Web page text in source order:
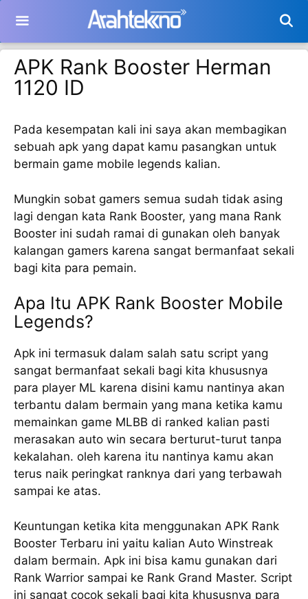
isi
APK Rank Booster Herman
1120 ID
Pada kesempatan kali ini saya akan membagikan
sebuah apk yang dapat kamu pasangkan untuk
bermain game mobile legends kalian.
Mungkin sobat gamers semua sudah tidak asing
lagi dengan kata Rank Booster, yang mana Rank
Booster ini sudah ramai di gunakan oleh banyak
kalangan gamers karena sangat bermanfaat sekali
bagi kita para pemain.
Apa Itu APK Rank Booster Mobile
Legends?
Apk ini termasuk dalam salah satu script yang
sangat bermanfaat sekali bagi kita khususnya
para player ML karena disini kamu nantinya akan
terbantu dalam bermain yang mana ketika kamu
memainkan game MLBB di ranked kalian pasti
merasakan auto win secara berturut-turut tanpa
kekalahan. oleh karena itu nantinya kamu akan
terus naik peringkat ranknya dari yang terbawah
sampai ke atas.
Keuntungan ketika kita menggunakan APK Rank
Booster Terbaru ini yaitu kalian Auto Winstreak
dalam bermain. Apk ini bisa kamu gunakan dari
Rank Warrior sampai ke Rank Grand Master. Script
ini sangat cocok sekali bagi kita khususnya para